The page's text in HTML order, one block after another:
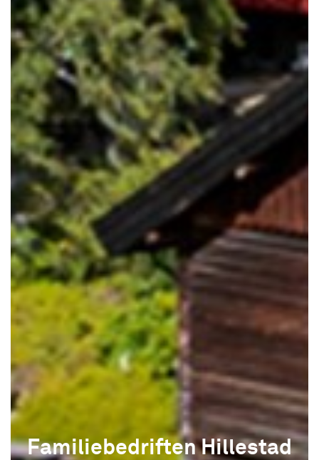
Familiebedriften Hillestad